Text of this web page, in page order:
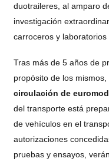
duotraileres, al amparo
investigación
carroceros y
Tras más de 5 años de
propósito de los
circulación de
del transporte está
de vehículos en el
autorizaciones
pruebas y ensayos,